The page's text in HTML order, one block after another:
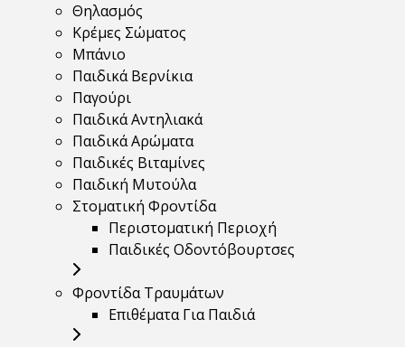
Θηλασμός
Κρέμες Σώματος
Μπάνιο
Παιδικά Βερνίκια
Παγούρι
Παιδικά Αντηλιακά
Παιδικά Αρώματα
Παιδικές Βιταμίνες
Παιδική Μυτούλα
Στοματική Φροντίδα
Περιστοματική Περιοχή
Παιδικές Οδοντόβουρτσες
Φροντίδα Τραυμάτων
Επιθέματα Για Παιδιά